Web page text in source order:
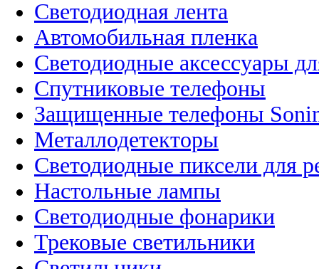
Светодиодная лента
Автомобильная пленка
Светодиодные аксессуары
Спутниковые телефоны
Защищенные телефоны
Металлодетекторы
Светодиодные пиксели для
Настольные лампы
Светодиодные фонарики
Трековые светильники